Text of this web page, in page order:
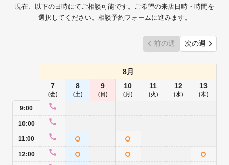
現在、以下の日時にてご相談可能です。ご希望の来店日時・時間を
選択してください。相談予約フォームに進みます。
前の週 次の週
9:00
10:00
11:00
12:00
8月
7
（金）
8
（土）
9
（日）
10
（月）
11
（火）
12
（水）
13
（木）